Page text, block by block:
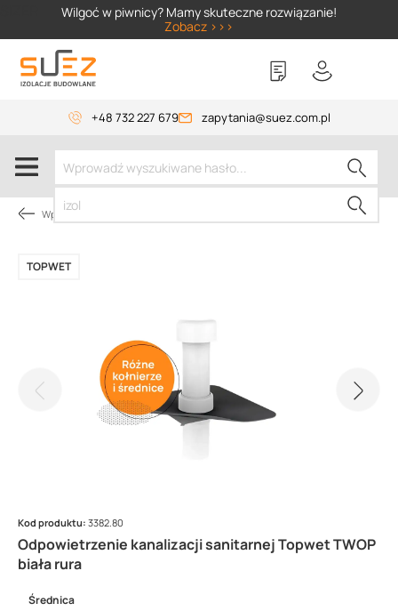
Wilgoć w piwnicy? Mamy skuteczne rozwiązanie!
Zobacz >>>
+48 732 227 679 zapytania@suez.com.pl
Wpusty i akcesoria
Odpowietrzenie kanalizacji sanitarnej Topwet TWOP
biała rura
TOPWET
Kod produktu: 3382.80
Średnica